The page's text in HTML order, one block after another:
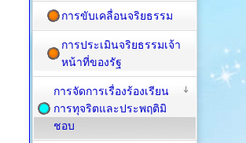
การขับเคลื่อนจริยธรรม
การประเมินจริยธรรมเจ้า
หน้าที่ของรัฐ
การจัดการเรื่องร้องเรียน
การทุจริตและประพฤติมิ
ชอบ